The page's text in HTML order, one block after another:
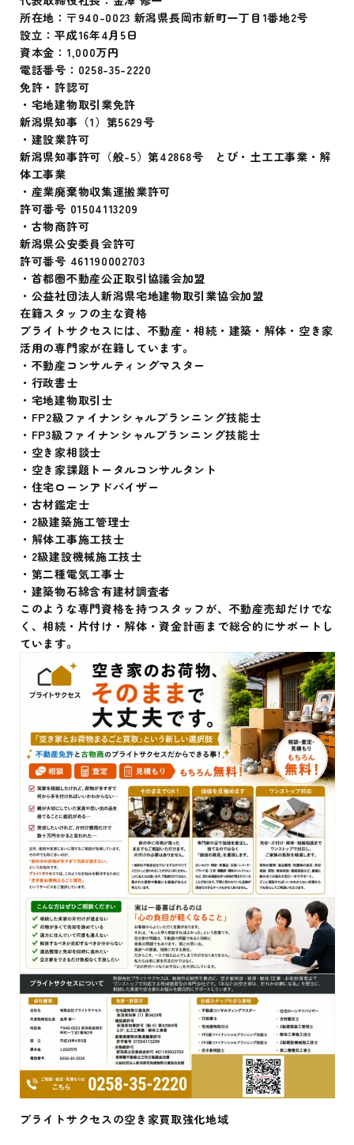
所在地：〒940-0023 新潟県長岡市新町一丁目1番地2号
設立：平成16年4月5日
資本金：1,000万円
電話番号：0258-35-2220
免許・許認可
・宅地建物取引業免許
新潟県知事（1）第5629号
・建設業許可
新潟県知事許可（般-5）第42868号 とび・土工工事業・解
体工事業
・産業廃棄物収集運搬業許可
許可番号 01504113209
・古物商許可
新潟県公安委員会許可
許可番号 461190002703
・首都圏不動産公正取引協議会加盟
・公益社団法人新潟県宅地建物取引業協会加盟
在籍スタッフの主な資格
ブライトサクセスには、不動産・相続・建築・解体・空き家
活用の専門家が在籍しています。
・不動産コンサルティングマスター
・行政書士
・宅地建物取引士
・FP2級ファイナンシャルプランニング技能士
・FP3級ファイナンシャルプランニング技能士
・空き家相談士
・空き家課題トータルコンサルタント
・住宅ローンアドバイザー
・古材鑑定士
・2級建築施工管理士
・解体工事施工技士
・2級建設機械施工技士
・第二種電気工事士
・建築物石綿含有建材調査者
このような専門資格を持つスタッフが、不動産売却だけでな
く、相続・片付け・解体・資金計画まで総合的にサポートし
ています。
ブライトサクセスの空き家買取強化地域